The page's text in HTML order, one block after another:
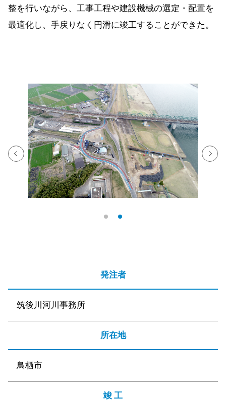
整を行いながら、工事工程や建設機械の選定・配置を
最適化し、手戻りなく円滑に竣工することができた。
発注者
筑後川河川事務所
所在地
鳥栖市
竣 工